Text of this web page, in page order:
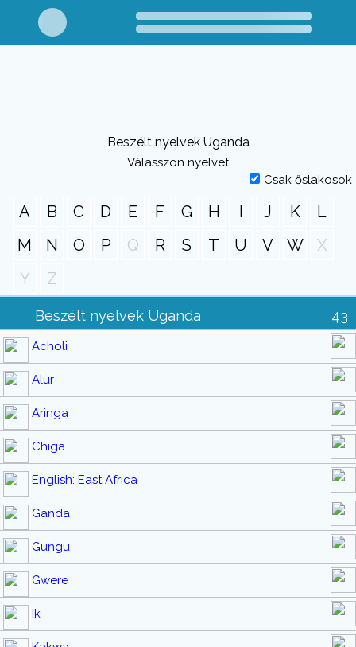
Beszélt nyelvek Uganda
Válasszon nyelvet
Csak őslakosok
A B C D E F G H I J K
L
M
N O P Q R S T U V W
X
Y
Z
Beszélt nyelvek Uganda 43
Acholi
Alur
Aringa
Chiga
English: East Africa
Ganda
Gungu
Gwere
Ik